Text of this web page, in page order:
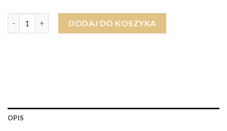
DODAJ DO KOSZYKA
OPIS